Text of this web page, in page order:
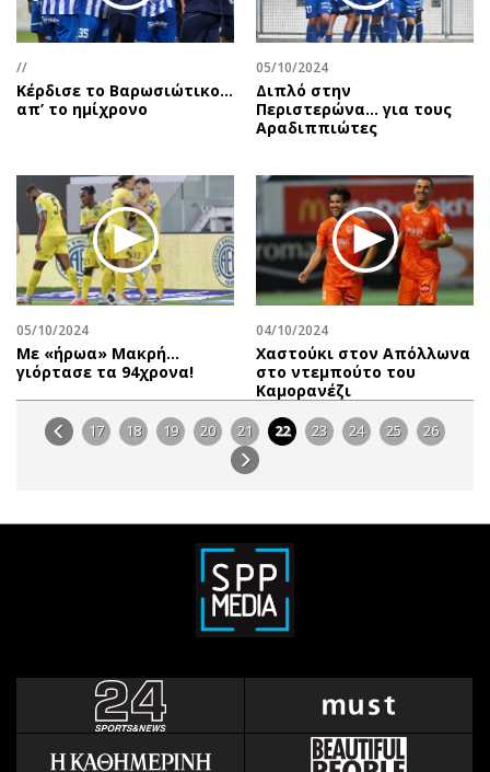
//
Κέρδισε το Βαρωσιώτικο…
απ’ το ημίχρονο
05/10/2024
Διπλό στην
Περιστερώνα… για τους
Αραδιππιώτες
05/10/2024
Με «ήρωα» Μακρή…
γιόρτασε τα 94χρονα!
04/10/2024
Χαστούκι στον Απόλλωνα
στο ντεμπούτο του
Καμορανέζι
17 18 19 20 21 22 23 24 25 26